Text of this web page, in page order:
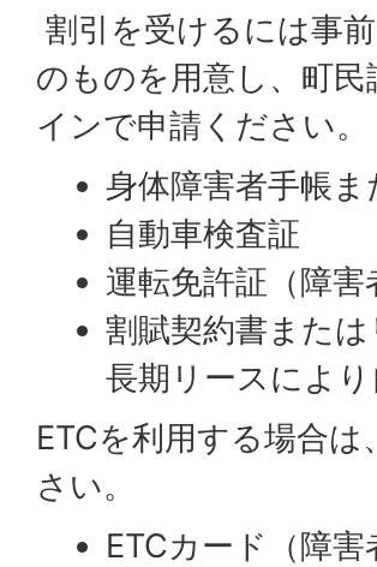
割引を受けるには事
のものを用意し、町
インで申請ください。
身体障害者手帳
自動車検査証
運転免許証（障
割賦契約書また
長期リースによ
ETCを利用する場合
さい。
ETCカード（障